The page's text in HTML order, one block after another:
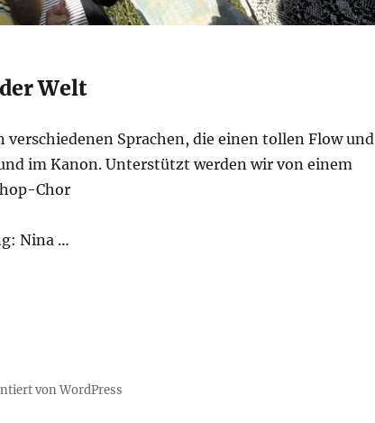
Welt
Sprachen, die einen tollen Flow und
im Kanon. Unterstützt werden wir von einem
Chor
Nina …
von WordPress